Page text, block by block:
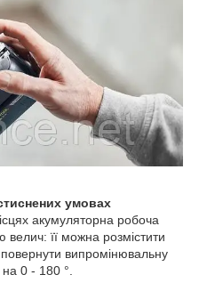
умовах
акумуляторна робоча
її можна розмістити
випромінювальну
на 0 - 180 °.